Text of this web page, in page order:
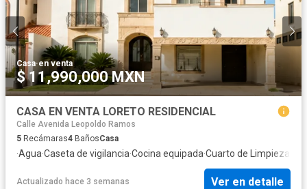
Casa·en venta
$ 11,990,000 MXN
CASA EN VENTA LORETO RESIDENCIAL
Calle Avenida Leopoldo Ramos
5 Recámaras4 BañosCasa
·Agua·Caseta de vigilancia·Cocina equipada·Cuarto de Limpieza
Actualizado hace 3 semanas Ver en detalle